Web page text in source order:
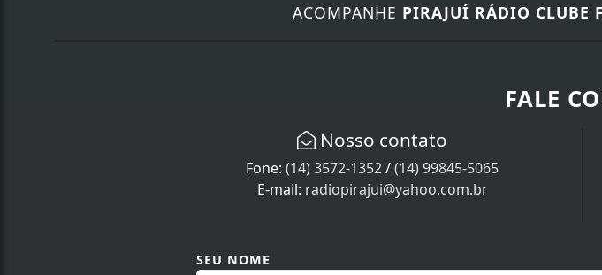
ACOMPANHE PIRAJUÍ RÁDIO CLUBE
FALE
Nosso contato
Fone:(14) 3572-1352/(14) 99845-5065
E-mail: radiopirajui@yahoo.com.br
SEU NOME